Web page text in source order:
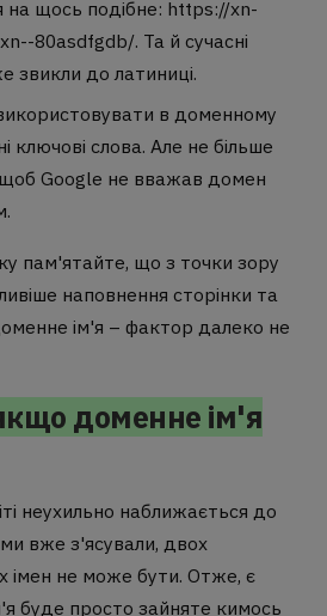
на щось подібне: https://xn-
80asdfgdb/. Та й сучасні
звикли до латиниці.
в доменному
ключові слова. Але не більше
Google не вважав домен
пам'ятайте, що з точки зору
наповнення сторінки та
ім'я – фактор далеко не
доменне ім'я
неухильно наближається до
ми вже з'ясували, двох
імен не може бути. Отже, є
буде просто зайняте кимось